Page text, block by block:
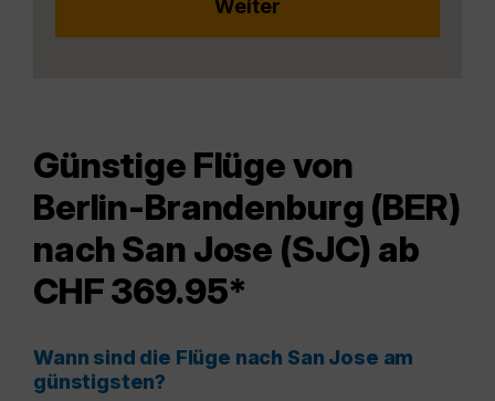
Günstige Flüge von
Berlin-Brandenburg (BER)
nach San Jose (SJC) ab
CHF 369.95*
Wann sind die Flüge nach San Jose am
günstigsten?